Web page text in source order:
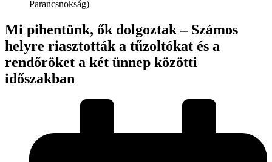
Mi pihentünk, ők dolgoztak – Számos
helyre riasztották a tűzoltókat és a
rendőröket a két ünnep közötti
időszakban